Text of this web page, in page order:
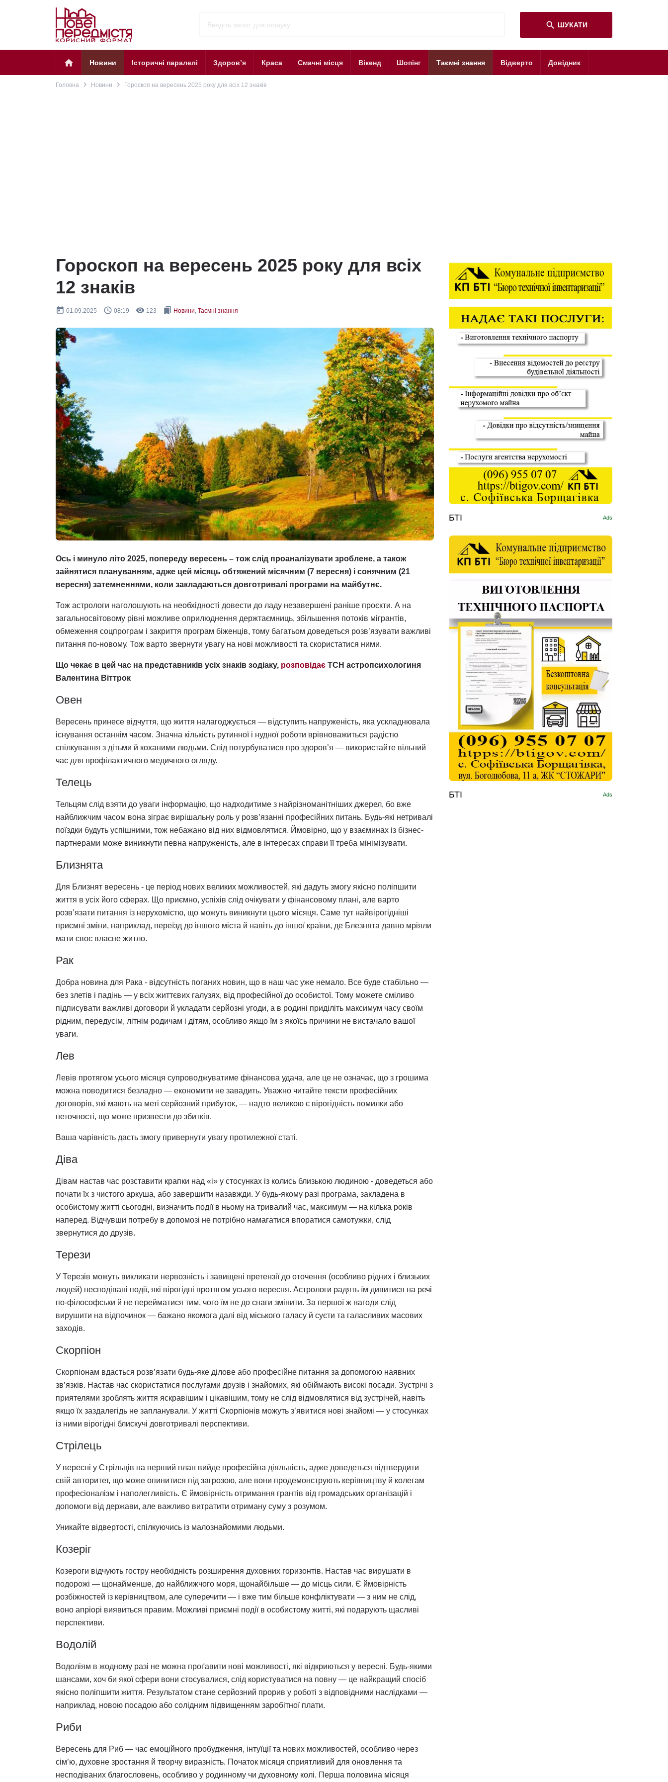
search ШУКАТИ
home Новини Історичні паралелі Здоров’я Краса Смачні місця Вікенд Шопінг Таємні знання Відверто Довідник
Головна navigate_next Новини navigate_next Гороскоп на вересень 2025 року для всіх 12 знаків
Гороскоп на вересень 2025 року для всіх
12 знаків
today 01.09.2025 query_builder 08:19 remove_red_eye 123 bookmarks Новини, Таємні знання
Ось і минуло літо 2025, попереду вересень – тож слід проаналізувати зроблене, а також
зайнятися плануванням, адже цей місяць обтяжений місячним (7 вересня) і сонячним (21
вересня) затемненнями, коли закладаються довготривалі програми на майбутнє.
Тож астрологи наголошують на необхідності довести до ладу незавершені раніше проєкти. А на
загальносвітовому рівні можливе оприлюднення держтаємниць, збільшення потоків мігрантів,
обмеження соцпрограм і закриття програм біженців, тому багатьом доведеться розв’язувати важливі
питання по-новому. Тож варто звернути увагу на нові можливості та скористатися ними.
Що чекає в цей час на представників усіх знаків зодіаку, розповідає ТСН астропсихологиня
Валентина Віттрок
Овен
Вересень принесе відчуття, що життя налагоджується — відступить напруженість, яка ускладнювала
існування останнім часом. Значна кількість рутинної і нудної роботи врівноважиться радістю
спілкування з дітьми й коханими людьми. Слід потурбуватися про здоров’я — використайте вільний
час для профілактичного медичного огляду.
Телець
Тельцям слід взяти до уваги інформацію, що надходитиме з найрізноманітніших джерел, бо вже
найближчим часом вона зіграє вирішальну роль у розв’язанні професійних питань. Будь-які нетривалі
поїздки будуть успішними, тож небажано від них відмовлятися. Ймовірно, що у взаєминах із бізнес-
партнерами може виникнути певна напруженість, але в інтересах справи її треба мінімізувати.
Близнята
Для Близнят вересень - це період нових великих можливостей, які дадуть змогу якісно поліпшити
життя в усіх його сферах. Що приємно, успіхів слід очікувати у фінансовому плані, але варто
розв’язати питання із нерухомістю, що можуть виникнути цього місяця. Саме тут найвірогідніші
приємні зміни, наприклад, переїзд до іншого міста й навіть до іншої країни, де Блезнята давно мріяли
мати своє власне житло.
Рак
Добра новина для Рака - відсутність поганих новин, що в наш час уже немало. Все буде стабільно —
без злетів і падінь — у всіх життєвих галузях, від професійної до особистої. Тому можете сміливо
підписувати важливі договори й укладати серйозні угоди, а в родині приділіть максимум часу своїм
рідним, передусім, літнім родичам і дітям, особливо якщо їм з якоїсь причини не вистачало вашої
уваги.
Лев
Левів протягом усього місяця супроводжуватиме фінансова удача, але це не означає, що з грошима
можна поводитися безладно — економити не завадить. Уважно читайте тексти професійних
договорів, які мають на меті серйозний прибуток, — надто великою є вірогідність помилки або
неточності, що може призвести до збитків.
Ваша чарівність дасть змогу привернути увагу протилежної статі.
Діва
Дівам настав час розставити крапки над «і» у стосунках із колись близькою людиною - доведеться або
почати їх з чистого аркуша, або завершити назавжди. У будь-якому разі програма, закладена в
особистому житті сьогодні, визначить події в ньому на тривалий час, максимум — на кілька років
наперед. Відчувши потребу в допомозі не потрібно намагатися впоратися самотужки, слід
звернутися до друзів.
Терези
У Терезів можуть викликати нервозність і завищені претензії до оточення (особливо рідних і близьких
людей) несподівані події, які вірогідні протягом усього вересня. Астрологи радять їм дивитися на речі
по-філософськи й не перейматися тим, чого їм не до снаги змінити. За першої ж нагоди слід
вирушити на відпочинок — бажано якомога далі від міського галасу й суєти та галасливих масових
заходів.
Скорпіон
Скорпіонам вдасться розв’язати будь-яке ділове або професійне питання за допомогою наявних
зв’язків. Настав час скористатися послугами друзів і знайомих, які обіймають високі посади. Зустрічі з
приятелями зроблять життя яскравішим і цікавішим, тому не слід відмовлятися від зустрічей, навіть
якщо їх заздалегідь не запланували. У житті Скорпіонів можуть з’явитися нові знайомі — у стосунках
із ними вірогідні блискучі довготривалі перспективи.
Стрілець
У вересні у Стрільців на перший план вийде професійна діяльність, адже доведеться підтвердити
свій авторитет, що може опинитися під загрозою, але вони продемонструють керівництву й колегам
професіоналізм і наполегливість. Є ймовірність отримання грантів від громадських організацій і
допомоги від держави, але важливо витратити отриману суму з розумом.
Уникайте відвертості, спілкуючись із малознайомими людьми.
Козеріг
Козероги відчують гостру необхідність розширення духовних горизонтів. Настав час вирушати в
подорожі — щонайменше, до найближчого моря, щонайбільше — до місць сили. Є ймовірність
розбіжностей із керівництвом, але суперечити — і вже тим більше конфліктувати — з ним не слід,
воно апріорі виявиться правим. Можливі приємні події в особистому житті, які подарують щасливі
перспективи.
Водолій
Водоліям в жодному разі не можна проґавити нові можливості, які відкриються у вересні. Будь-якими
шансами, хоч би якої сфери вони стосувалися, слід користуватися на повну — це найкращий спосіб
якісно поліпшити життя. Результатом стане серйозний прорив у роботі з відповідними наслідками —
наприклад, новою посадою або солідним підвищенням заробітної плати.
Риби
Вересень для Риб — час емоційного пробудження, інтуїції та нових можливостей, особливо через
сім’ю, духовне зростання й творчу виразність. Початок місяця сприятливий для оновлення та
несподіваних благословень, особливо у родинному чи духовному колі. Перша половина місяця
БТІ Ads
БТІ Ads